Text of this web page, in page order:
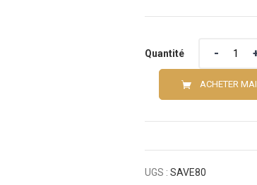
Quantité
ACHETER
UGS : SAVE80